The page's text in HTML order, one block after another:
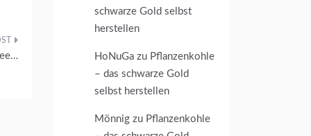
schwarze Gold selbst
herstellen
HoNuGa zu Pflanzenkohle
– das schwarze Gold
selbst herstellen
Mönnig zu Pflanzenkohle